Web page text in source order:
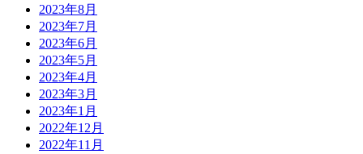
2023年8月
2023年7月
2023年6月
2023年5月
2023年4月
2023年3月
2023年1月
2022年12月
2022年11月